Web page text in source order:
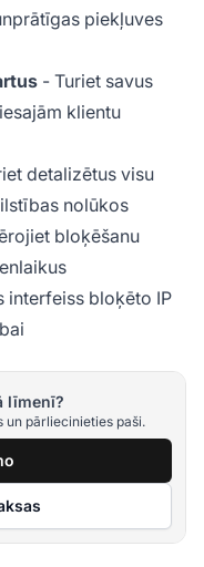
piekļuves
- Turiet savus
klientu
detalizētus visu
nolūkos
bloķēšanu
interfeiss bloķēto IP
līmenī?
un pārliecinieties paši.